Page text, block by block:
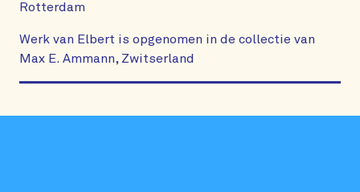
Rotterdam
Werk van Elbert is opgenomen in de collectie van
Max E. Ammann, Zwitserland